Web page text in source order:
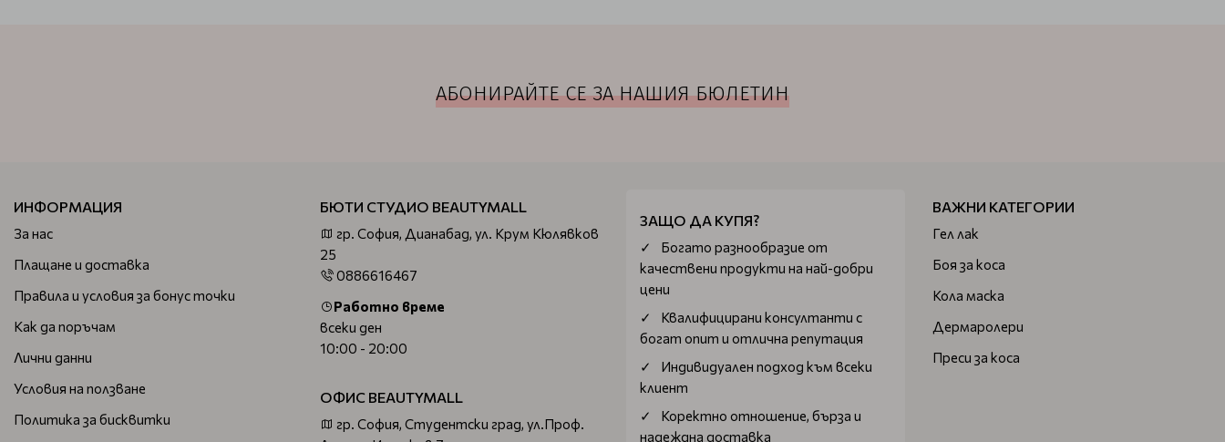
АБОНИРАЙТЕ СЕ ЗА НАШИЯ БЮЛЕТИН
ИНФОРМАЦИЯ
За нас
Плащане и доставка
Правила и условия за бонус точки
Как да поръчам
Лични данни
Условия на ползване
Политика за бисквитки
БЮТИ СТУДИО BEAUTYMALL
гр. София, Дианабад, ул. Крум Кюлявков
25
0886616467
Работно време
всеки ден
10:00 - 20:00
ОФИС BEAUTYMALL
гр. София, Студентски град, ул.Проф.
ЗАЩО ДА КУПЯ?
Богатo разнообразие от
качествени продукти на най-добри
цени
Квалифицирани консултанти с
богат опит и отлична репутация
Индивидуален подход към всеки
клиент
Коректно отношение, бърза и
надеждна доставка
ВАЖНИ КАТЕГОРИИ
Гел лак
Боя за коса
Кола маска
Дермаролери
Преси за коса